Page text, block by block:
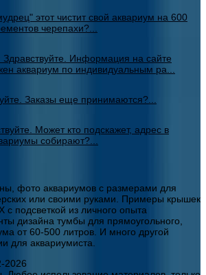
этот чистит свой аквариум на 600
черепахи?...
Здравствуйте. Информация на сайте
аквариум по индивидуальным ра...
Заказы еще принимаются?...
Может кто подскажет, адрес в
собирают?...
фото аквариумов с размерами для
или своими руками. Примеры крышек
с подсветкой из личного опыта
дизайна тумбы для прямоугольного,
от 60-500 литров. И много другой
для аквариумиста.
2026